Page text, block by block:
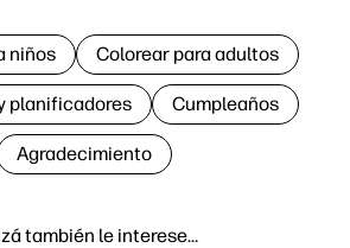
también le interese…
niños Colorear para adultos
planificadores Cumpleaños
Agradecimiento